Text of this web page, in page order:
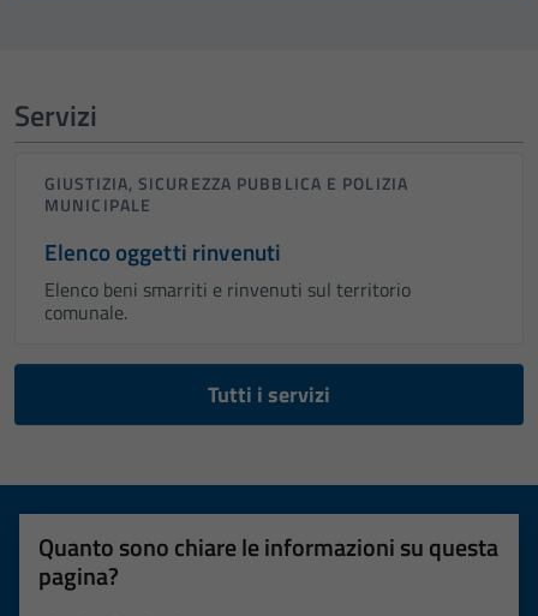
Servizi
GIUSTIZIA, SICUREZZA PUBBLICA E POLIZIA
MUNICIPALE
Elenco oggetti rinvenuti
Elenco beni smarriti e rinvenuti sul territorio
comunale.
Tutti i servizi
Quanto sono chiare le informazioni su questa
pagina?